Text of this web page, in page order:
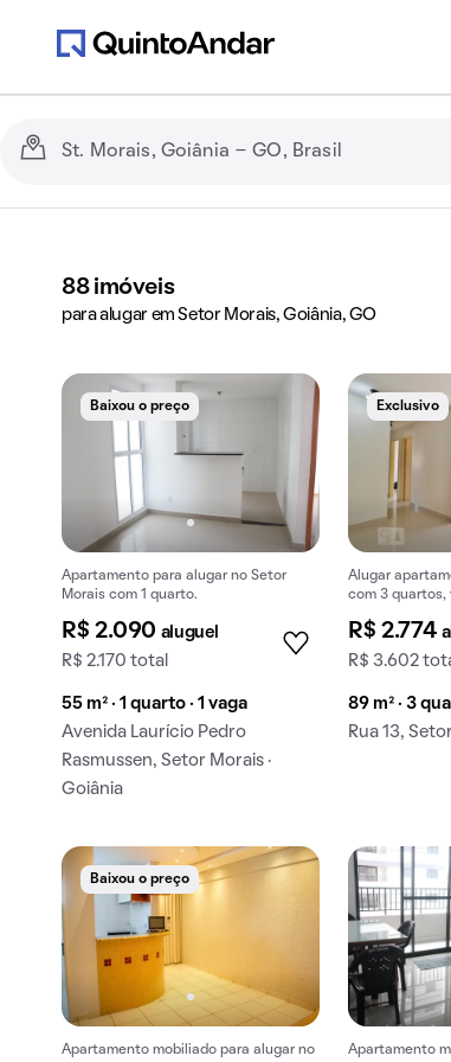
88 imóveis
para alugar em Setor Morais, Goiânia, GO
Baixou o preço
Apartamento para alugar no Setor
Morais com 1 quarto.
R$ 2.090 aluguel
R$ 2.170 total
55 m² · 1 quarto · 1 vaga
Avenida Laurício Pedro
Rasmussen, Setor Morais ·
Goiânia
Exclusivo
Alugar
com 3 quartos,
R$ 2.774
R$ 3.602
89 m² · 3
Rua 13,
Baixou o preço
Apartamento mobiliado para alugar no Apartamento